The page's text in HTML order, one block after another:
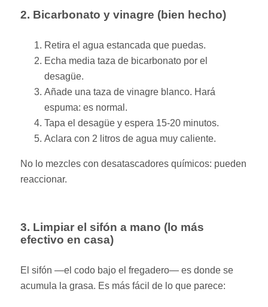
2. Bicarbonato y vinagre (bien hecho)
Retira el agua estancada que puedas.
Echa media taza de bicarbonato por el
desagüe.
Añade una taza de vinagre blanco. Hará
espuma: es normal.
Tapa el desagüe y espera 15-20 minutos.
Aclara con 2 litros de agua muy caliente.
No lo mezcles con desatascadores químicos: pueden
reaccionar.
3. Limpiar el sifón a mano (lo más
efectivo en casa)
El sifón —el codo bajo el fregadero— es donde se
acumula la grasa. Es más fácil de lo que parece: